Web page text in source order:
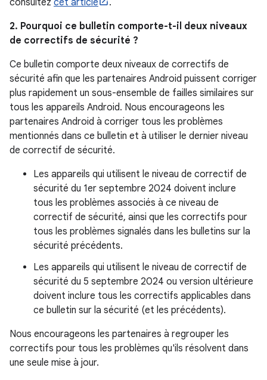
consultez cet article
.
2. Pourquoi ce bulletin comporte-t-il deux niveaux
de correctifs de sécurité ?
Ce bulletin comporte deux niveaux de correctifs de
sécurité afin que les partenaires Android puissent corriger
plus rapidement un sous-ensemble de failles similaires sur
tous les appareils Android. Nous encourageons les
partenaires Android à corriger tous les problèmes
mentionnés dans ce bulletin et à utiliser le dernier niveau
de correctif de sécurité.
Les appareils qui utilisent le niveau de correctif de
sécurité du 1er septembre 2024 doivent inclure
tous les problèmes associés à ce niveau de
correctif de sécurité, ainsi que les correctifs pour
tous les problèmes signalés dans les bulletins sur la
sécurité précédents.
Les appareils qui utilisent le niveau de correctif de
sécurité du 5 septembre 2024 ou version ultérieure
doivent inclure tous les correctifs applicables dans
ce bulletin sur la sécurité (et les précédents).
Nous encourageons les partenaires à regrouper les
correctifs pour tous les problèmes qu'ils résolvent dans
une seule mise à jour.